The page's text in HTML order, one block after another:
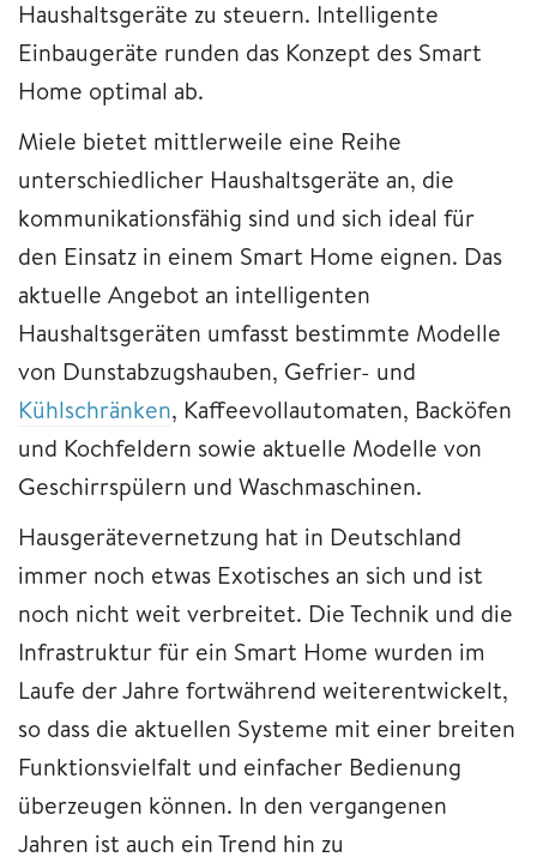
Haushaltsgeräte zu steuern. Intelligente
Einbaugeräte runden das Konzept des Smart
Home optimal ab.
Miele bietet mittlerweile eine Reihe
unterschiedlicher Haushaltsgeräte an, die
kommunikationsfähig sind und sich ideal für
den Einsatz in einem Smart Home eignen. Das
aktuelle Angebot an intelligenten
Haushaltsgeräten umfasst bestimmte Modelle
von Dunstabzugshauben, Gefrier- und
Kühlschränken, Kaffeevollautomaten, Backöfen
und Kochfeldern sowie aktuelle Modelle von
Geschirrspülern und Waschmaschinen.
Hausgerätevernetzung hat in Deutschland
immer noch etwas Exotisches an sich und ist
noch nicht weit verbreitet. Die Technik und die
Infrastruktur für ein Smart Home wurden im
Laufe der Jahre fortwährend weiterentwickelt,
so dass die aktuellen Systeme mit einer breiten
Funktionsvielfalt und einfacher Bedienung
überzeugen können. In den vergangenen
Jahren ist auch ein Trend hin zu